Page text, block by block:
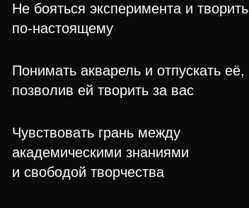
Не бояться эксперимента и творить
по-настоящему
Чувствовать грань между
академическими знаниями
и свободой творчества
Понимать акварель и отпускать её,
позволив ей творить за вас